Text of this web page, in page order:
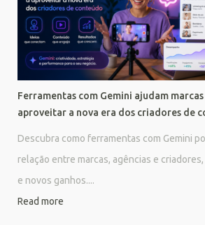
Ferramentas com Gemini ajudam marcas
aproveitar a nova era dos criadores de
Descubra como ferramentas com Gemini
relação entre marcas, agências e
e novos ganhos....
Read more